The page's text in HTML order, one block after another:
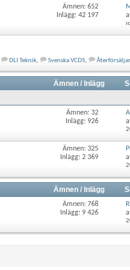
Ämnen: 652
Inlägg: 42 197
DLI Teknik, Svenska VCDS,
Ämnen / Inlägg
Ämnen: 32
Inlägg: 926
Ämnen: 325
Inlägg: 2 369
Ämnen / Inlägg
Ämnen: 768
Inlägg: 9 426